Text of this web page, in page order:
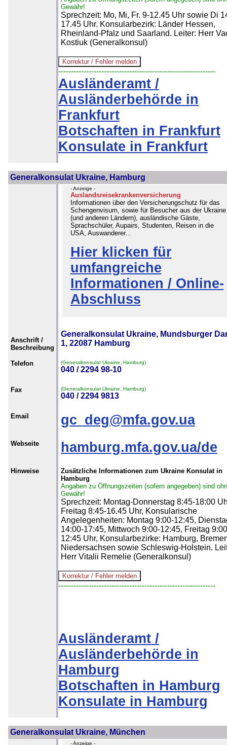
Gewähr!
Sprechzeit: Mo, Mi, Fr. 9-12.45 Uhr sowie Di
17.45 Uhr. Konsularbezirk: Länder Hessen,
Rheinland-Pfalz und Saarland. Leiter: Herr
Kostiuk (Generalkonsul)
--------------------------------------------------------------
Ausländeramt /
Ausländerbehörde in
Frankfurt
Botschaften in Frankfurt
Konsulate in Frankfurt
Generalkonsulat Ukraine, Hamburg
- Anzeige -
Auslandsreisekrankenversicherung
Informationen über den Versicherungschutz für das
Schengenvisum, sowie für Besucher aus der Ukraine
(und anderen Ländern), ausländische Gäste,
Sprachschüler, Aupairs, Studenten, Reisen in die
USA, Auswanderer...
Hier klicken für
umfangreiche
Informationen / Online-
Abschluss
Anschrift /
Beschreibung
Generalkonsulat Ukraine, Mundsburger
1, 22087 Hamburg
Telefon (Generalkonsulat Ukraine, Hamburg)
040 / 2294 98-10
Fax (Generalkonsulat Ukraine, Hamburg)
040 / 2294 9813
Email gc_deg@mfa.gov.ua
Webseite hamburg.mfa.gov.ua/de
Hinweise
Zusätzliche Informationen zum Ukraine Konsulat in
Hamburg
Angaben zu Öffnungszeiten (sofern angegeben) sind
Gewähr!
Sprechzeit: Montag-Donnerstag 8:45-18:00
Freitag 8:45-16.45 Uhr, Konsularische
Angelegenheiten: Montag 9:00-12:45,
14:00-17:45, Mittwoch 9:00-12:45, Freitag
12:45 Uhr, Konsularbezirke: Hamburg,
Niedersachsen sowie Schleswig-Holstein.
Herr Vitalii Remelie (Generalkonsul)
--------------------------------------------------------------
Ausländeramt /
Ausländerbehörde in
Hamburg
Botschaften in Hamburg
Konsulate in Hamburg
Generalkonsulat Ukraine, München
- Anzeige -